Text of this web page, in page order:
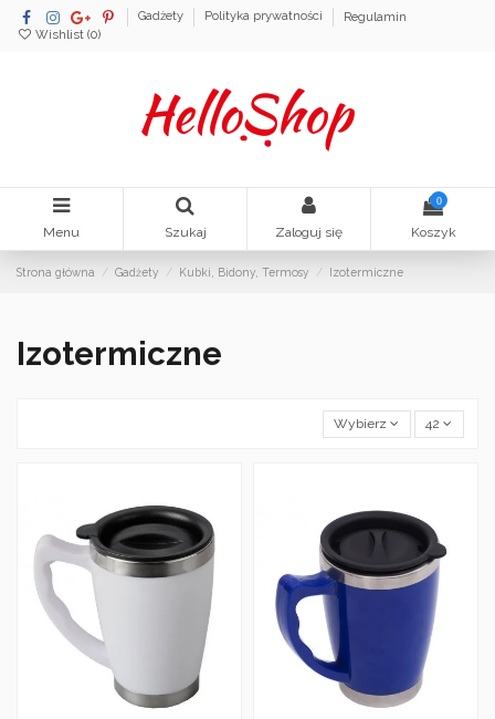
Gadżety Polityka prywatności
Regulamin
Wishlist (0)
Menu Szukaj Zaloguj się
0
Koszyk
Strona główna Gadżety Kubki, Bidony, Termosy Izotermiczne
Izotermiczne
Wybierz 42